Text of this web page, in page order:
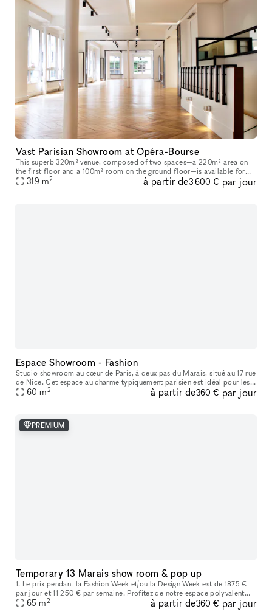
Vast Parisian Showroom at Opéra-Bourse
This superb 320m² venue, composed of two spaces—a 220m² area on
the first floor and a 100m² room on the ground floor—is available for
short-term rental to host your Showrooms, Pop-Up Stores, Temporar
319 m2 à partir de3 600 € par jour
Espace Showroom - Fashion
Studio showroom au cœur de Paris, à deux pas du Marais, situé au 17 rue
de Nice. Cet espace au charme typiquement parisien est idéal pour les
showrooms, présentations de collections, pop-ups et événe
60 m2 à partir de360 € par jour
PREMIUM
Temporary 13 Marais show room & pop up
1. Le prix pendant la Fashion Week et/ou la Design Week est de 1875 €
par jour et 11 250 € par semaine. Profitez de notre espace polyvalent
idéal pour les showrooms de mode, les produits de luxe, les
65 m2 à partir de360 € par jour